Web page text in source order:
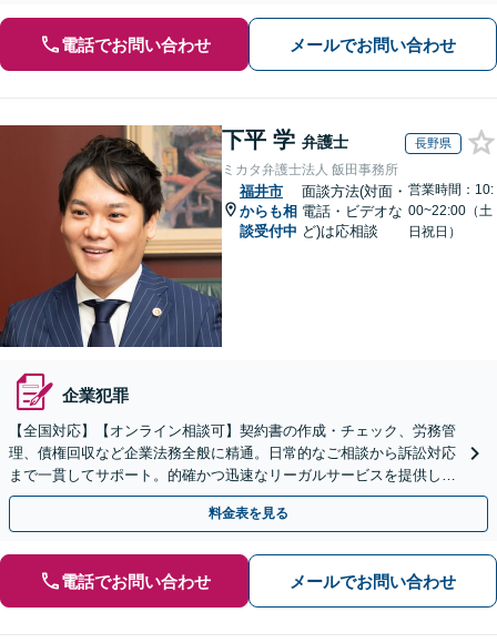
電話でお問い合わせ メールでお問い合わせ
下平 学 弁護士 長野県
ミカタ弁護士法人 飯田事務所
福井市
からも相
談受付中
面談方法(対面・
電話・ビデオな
ど)は応相談
営業時間：10:
00~22:00（土
日祝日）
企業犯罪
【全国対応】【オンライン相談可】契約書の作成・チェック、労務管
理、債権回収など企業法務全般に精通。日常的なご相談から訴訟対応
まで一貫してサポート。的確かつ迅速なリーガルサービスを提供しま
す。【初回相談無料】【休日・夜間相談可】
料金表を見る
電話でお問い合わせ メールでお問い合わせ